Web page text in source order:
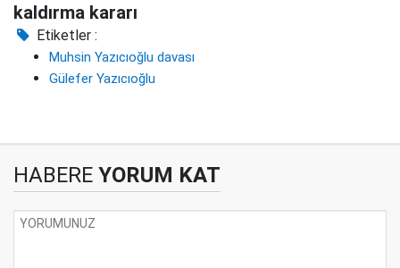
kaldırma kararı
Etiketler :
Muhsin Yazıcıoğlu davası
Gülefer Yazıcıoğlu
HABERE YORUM KAT